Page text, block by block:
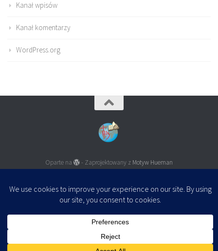
Kanał wpisów
Kanał komentarzy
WordPress.org
Oparte na - Zaprojektowany z Motyw Hueman